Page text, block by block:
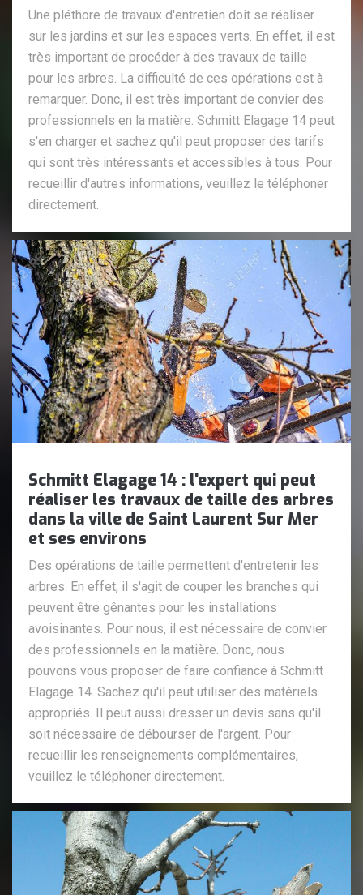
Une pléthore de travaux d'entretien doit se réaliser
sur les jardins et sur les espaces verts. En effet, il est
très important de procéder à des travaux de taille
pour les arbres. La difficulté de ces opérations est à
remarquer. Donc, il est très important de convier des
professionnels en la matière. Schmitt Elagage 14 peut
s'en charger et sachez qu'il peut proposer des tarifs
qui sont très intéressants et accessibles à tous. Pour
recueillir d'autres informations, veuillez le téléphoner
directement.
Schmitt Elagage 14 : l'expert qui peut
réaliser les travaux de taille des arbres
dans la ville de Saint Laurent Sur Mer
et ses environs
Des opérations de taille permettent d'entretenir les
arbres. En effet, il s'agit de couper les branches qui
peuvent être gênantes pour les installations
avoisinantes. Pour nous, il est nécessaire de convier
des professionnels en la matière. Donc, nous
pouvons vous proposer de faire confiance à Schmitt
Elagage 14. Sachez qu'il peut utiliser des matériels
appropriés. Il peut aussi dresser un devis sans qu'il
soit nécessaire de débourser de l'argent. Pour
recueillir les renseignements complémentaires,
veuillez le téléphoner directement.